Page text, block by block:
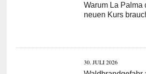
Warum La Palma
neuen Kurs
30. JULI 2026